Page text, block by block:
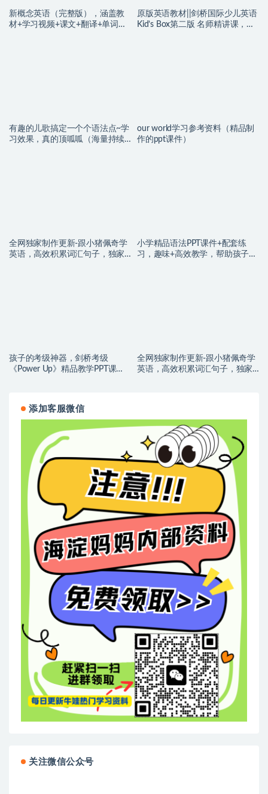
新概念英语（完整版），涵盖教
材+学习视频+课文+翻译+单词
原版英语教材||剑桥国际少儿英语
Kid’s Box第二版 名师精讲课，孩
有趣的儿歌搞定一个个语法点~学
习效果，真的顶呱呱（海量持续
our world学习参考资料（精品制
作的ppt课件）
全网独家制作更新-跟小猪佩奇学
英语，高效积累词汇句子，独家
小学精品语法PPT课件+配套练
习，趣味+高效教学，帮助孩子小
孩子的考级神器，剑桥考级
《Power Up》精品教学PPT课
全网独家制作更新-跟小猪佩奇学
英语，高效积累词汇句子，独家
添加客服微信
关注微信公众号